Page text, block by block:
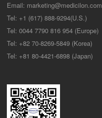
Email: marketing@medicilon.com
Tel: +1 (617) 888-9294(U.S.)
Tel: 0044 7790 816 954 (Europe)
Tel: +82 70-8269-5849 (Korea)
Tel: +81 80-4421-6898 (Japan)